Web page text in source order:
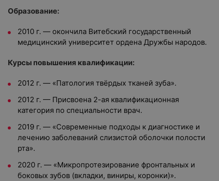
Образование:
2010 г. — окончила Витебский государственный
медицинский университет ордена Дружбы народов.
Курсы повышения квалификации:
2012 г. — «Патология твёрдых тканей зуба».
2012 г. — Присвоена 2-ая квалификационная
категория по специальности врач.
2019 г. — «Современные подходы к диагностике и
лечению заболеваний слизистой оболочки полости
рта».
2020 г. — «Микропротезирование фронтальных и
боковых зубов (вкладки, виниры, коронки)».